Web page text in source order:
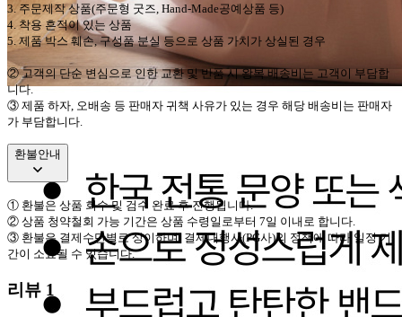
3.주문제작 상품(주문형 굿즈 , Hand-Made공예상품 등)
4. 착용 흔적이 있는 상품
5.제품 박스 훼손 , 구성품 분실 등으로 상품 가치가 상실된 경우
②고객의 단순 변심으로 인한 교환 및 반품 시 왕복 배송비는 고객이 부담합
니다.
③ 제품 하자 오배송 등 판매자 귀책 사유가 있는 경우 해당 배송비는 판매자
가 부담합니다
환불안내
① 환불은 상품 회수 및 검수 완료 후 진행됩니다.
② 상품 청약철회 가능 기간은 상품 수령일로부터 7일 이내로 합니다
③ 환불은 결제수단별로 상이하며, 결제대행사(PG사)의 정책에 따라 일정 기
간이 소요될 수 있습니다.
리뷰 1